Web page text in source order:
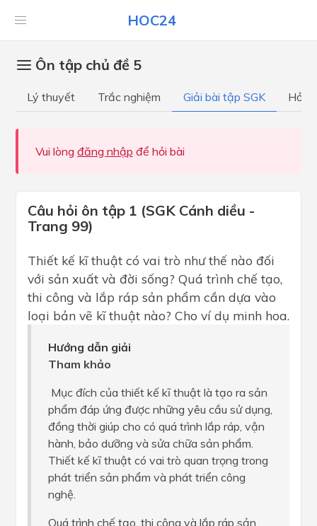
HOC24
Ôn tập chủ đề 5
Lý thuyết Trắc nghiệm Giải bài tập SGK Hỏi
Vui lòng đăng nhập để hỏi bài
Câu hỏi ôn tập 1 (SGK Cánh diều -
Trang 99)
Thiết kế kĩ thuật có vai trò như thế nào đối
với sản xuất và đời sống? Quá trình chế tạo,
thi công và lắp ráp sản phẩm cần dựa vào
loại bản vẽ kĩ thuật nào? Cho ví dụ minh hoa.
Hướng dẫn giải
Tham khảo
Mục đích của thiết kế kĩ thuật là tạo ra sản
phẩm đáp ứng được những yêu cầu sử dụng,
đồng thời giúp cho có quá trình lắp ráp, vận
hành, bảo dưỡng và sửa chữa sản phẩm.
Thiết kế kĩ thuật có vai trò quan trọng trong
phát triển sản phẩm và phát triển công
nghệ.
Quá trình chế tạo, thi công và lắp ráp sản